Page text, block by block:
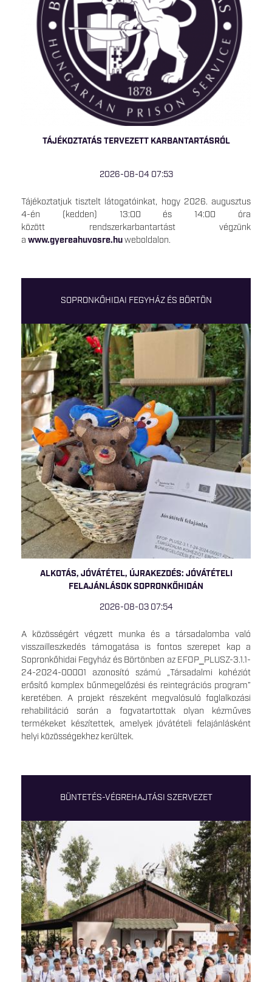
TÁJÉKOZTATÁS TERVEZETT KARBANTARTÁSRÓL
2026-08-04 07:53
Tájékoztatjuk tisztelt látogatóinkat, hogy 2026. augusztus
4-én (kedden) 13:00 és 14:00 óra
között rendszerkarbantartást végzünk
a www.gyereahuvosre.huweboldalon.
SOPRONKŐHIDAI FEGYHÁZ ÉS BÖRTÖN
ALKOTÁS, JÓVÁTÉTEL, ÚJRAKEZDÉS: JÓVÁTÉTELI
FELAJÁNLÁSOK SOPRONKŐHIDÁN
2026-08-03 07:54
A közösségért végzett munka és a társadalomba való
visszailleszkedés támogatása is fontos szerepet kap a
Sopronkőhidai Fegyház és Börtönben az EFOP_PLUSZ-3.1.1-
24-2024-00001 azonosító számú „Társadalmi kohéziót
erősítő komplex bűnmegelőzési és reintegrációs program”
keretében. A projekt részeként megvalósuló foglalkozási
rehabilitáció során a fogvatartottak olyan kézműves
termékeket készítettek, amelyek jóvátételi felajánlásként
helyi közösségekhez kerültek.
BÜNTETÉS-VÉGREHAJTÁSI SZERVEZET